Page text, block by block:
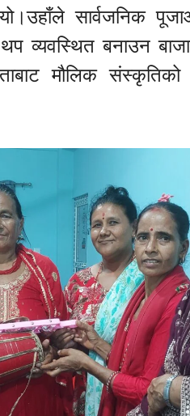
सार्वजनिक
व्यवस्थित बनाउन
मौलिक